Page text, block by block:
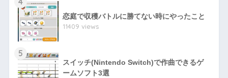
恋庭で収穫バトルに勝てない時にやったこと
11409 views
5
スイッチ(Nintendo Switch)で作曲できるゲ
ームソフト3選